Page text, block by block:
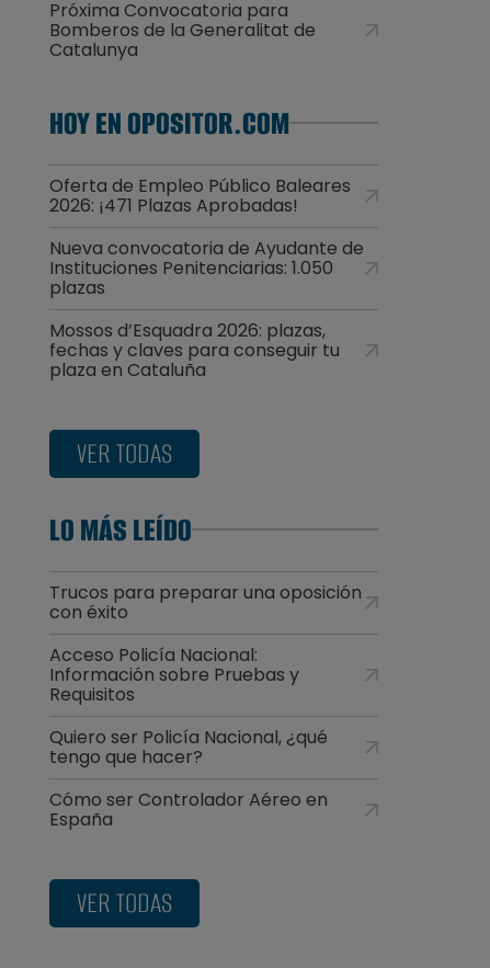
Próxima Convocatoria para
Bomberos de la Generalitat de
Catalunya
HOY EN OPOSITOR.COM
Oferta de Empleo Público Baleares
2026: ¡471 Plazas Aprobadas!
Nueva convocatoria de Ayudante de
Instituciones Penitenciarias: 1.050
plazas
Mossos d’Esquadra 2026: plazas,
fechas y claves para conseguir tu
plaza en Cataluña
VER TODAS
LO MÁS LEÍDO
Trucos para preparar una oposición
con éxito
Acceso Policía Nacional:
Información sobre Pruebas y
Requisitos
Quiero ser Policía Nacional, ¿qué
tengo que hacer?
Cómo ser Controlador Aéreo en
España
VER TODAS